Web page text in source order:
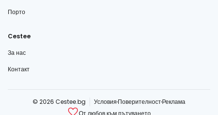
Порто
Cestee
За нас
Контакт
© 2026 Cestee.bg Условия ПоверителностРеклама
От любов към пътуването